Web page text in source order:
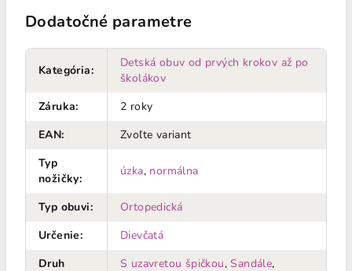
Dodatočné parametre
Kategória:
Detská obuv od prvých krokov až po
školákov
Záruka:
2 roky
EAN:
Zvoľte variant
Typ
nožičky:
úzka, normálna
Typ obuvi:
Ortopedická
Určenie:
Dievčatá
Druh
S uzavretou špičkou,Sandále,